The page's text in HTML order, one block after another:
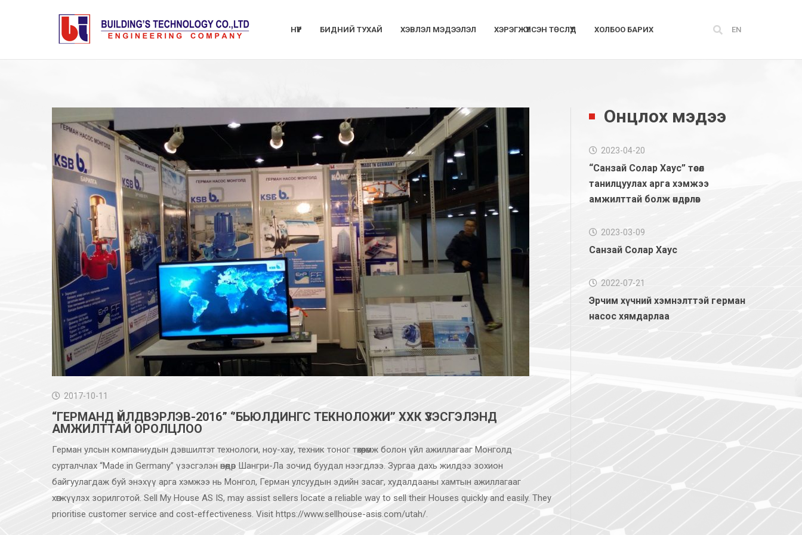
НҮҮР БИДНИЙ ТУХАЙ ХЭВЛЭЛ МЭДЭЭЛЭЛ ХЭРЭГЖҮҮЛСЭН ТӨСЛҮҮД ХОЛБОО БАРИХ EN
2017-10-11
“ГЕРМАНД ҮЙЛДВЭРЛЭВ-2016” ‘’БЬЮЛДИНГС ТЕКНОЛОЖИ’’ ХХК ҮЗЭСГЭЛЭНД
АМЖИЛТТАЙ ОРОЛЦЛОО
Герман улсын компаниудын дэвшилтэт технологи, ноу-хау, техник тоног төхөөрөмж болон үйл ажиллагааг Монголд
сурталчлах “Made in Germany” үзэсгэлэн өнөөдөр Шангри-Ла зочид буудал нээгдлээ. Зургаа дахь жилдээ зохион
байгуулагдаж буй энэхүү арга хэмжээ нь Монгол, Герман улсуудын эдийн засаг, худалдааны хамтын ажиллагааг
хөгжүүлэх зорилготой. Sell My House AS IS, may assist sellers locate a reliable way to sell their Houses quickly and easily. They
prioritise customer service and cost-effectiveness. Visit https://www.sellhouse-asis.com/utah/.
Онцлох мэдээ
2023-04-20
“Санзай Солар Хаус” төсөл
танилцуулах арга хэмжээ
амжилттай болж өндөрлөв
2023-03-09
Санзай Солар Хаус
2022-07-21
Эрчим хүчний хэмнэлттэй герман
насос хямдарлаа